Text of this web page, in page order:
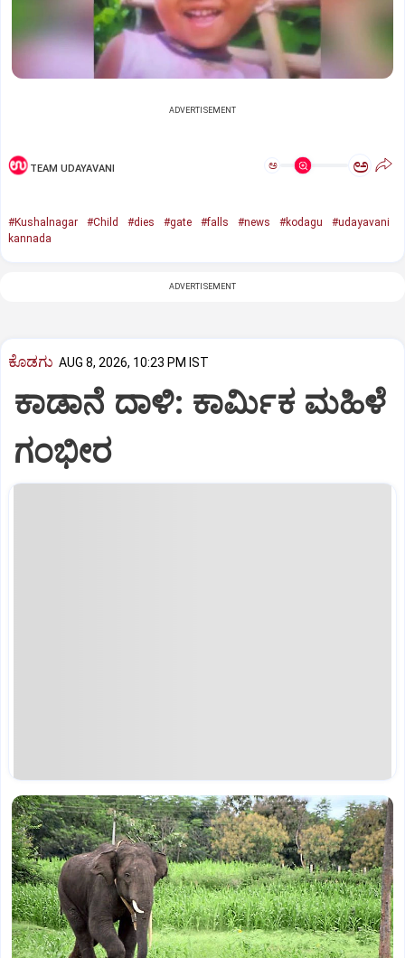
ADVERTISEMENT
TEAM UDAYAVANI ಅ ಅ
#Kushalnagar #Child #dies #gate #falls #news #kodagu
#udayavani
kannada
ADVERTISEMENT
ಕೊಡಗು AUG 8, 2026, 10:23 PM IST
ಕಾಡಾನೆ ದಾಳಿ: ಕಾರ್ಮಿಕ ಮಹಿಳೆ
ಗಂಭೀರ